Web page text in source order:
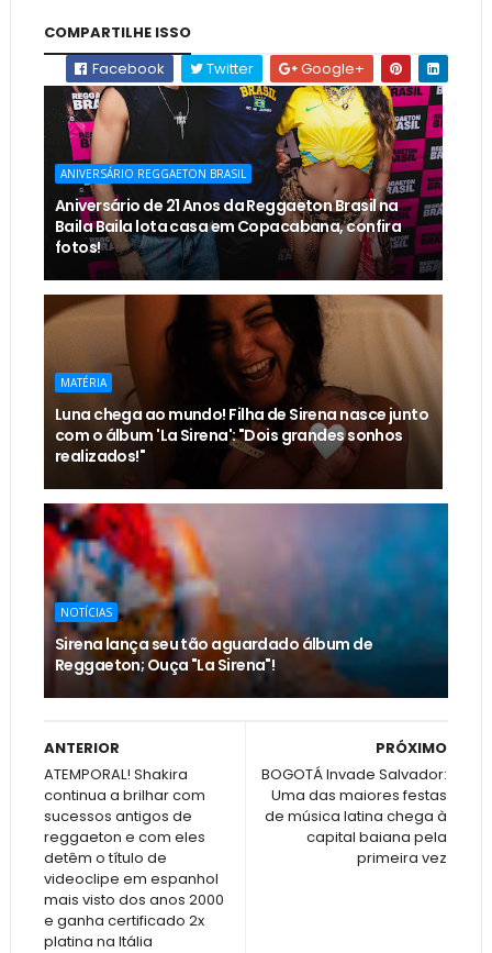
COMPARTILHE ISSO
Facebook
Twitter Google+
ANIVERSÁRIO REGGAETON BRASIL
Aniversário de 21 Anos da Reggaeton Brasil na
Baila Baila lota casa em Copacabana, confira
fotos!
MATÉRIA
Luna chega ao mundo! Filha de Sirena nasce junto
com o álbum 'La Sirena': "Dois grandes sonhos
realizados!"
NOTÍCIAS
Sirena lança seu tão aguardado álbum de
Reggaeton; Ouça "La Sirena"!
PRÓXIMO
BOGOTÁ Invade Salvador:
Uma das maiores festas
de música latina chega à
capital baiana pela
primeira vez
ANTERIOR
ATEMPORAL! Shakira
continua a brilhar com
sucessos antigos de
reggaeton e com eles
detêm o título de
videoclipe em espanhol
mais visto dos anos 2000
e ganha certificado 2x
platina na Itália